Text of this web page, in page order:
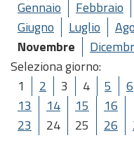
Gennaio
Febbraio
Giugno
Luglio
Novembre
Seleziona giorno:
1
2 3 4 5 6
13
14 15 16
23
24 25 26